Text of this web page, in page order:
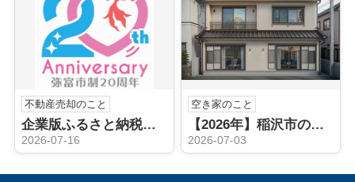
不動産売却のこと
企業版ふるさと納税（弥富市）
2026-07-16
空き家のこと
【2026年】稲沢市の空き家相続後どうする？売却や手続きの流れを解説
2026-07-03